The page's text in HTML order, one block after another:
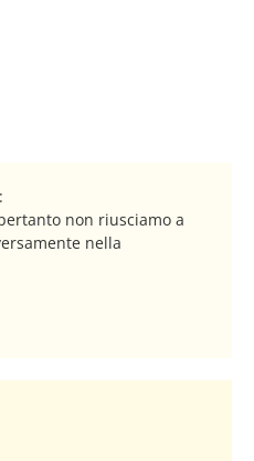
non riusciamo a
nella